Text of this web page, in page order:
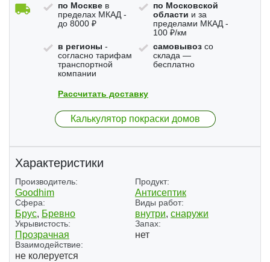
по Москве в
пределах МКАД -
до 8000 ₽
по Московской
области и за
пределами МКАД -
100 ₽/км
в регионы -
согласно тарифам
транспортной
компании
самовывозсо
склада —
бесплатно
Рассчитать доставку
Калькулятор покраски домов
Характеристики
Производитель:
Goodhim
Продукт:
Антисептик
Сфера:
Брус, Бревно
Виды работ:
внутри, снаружи
Укрывистость:
Прозрачная
Запах:
нет
Взаимодействие:
не колеруется